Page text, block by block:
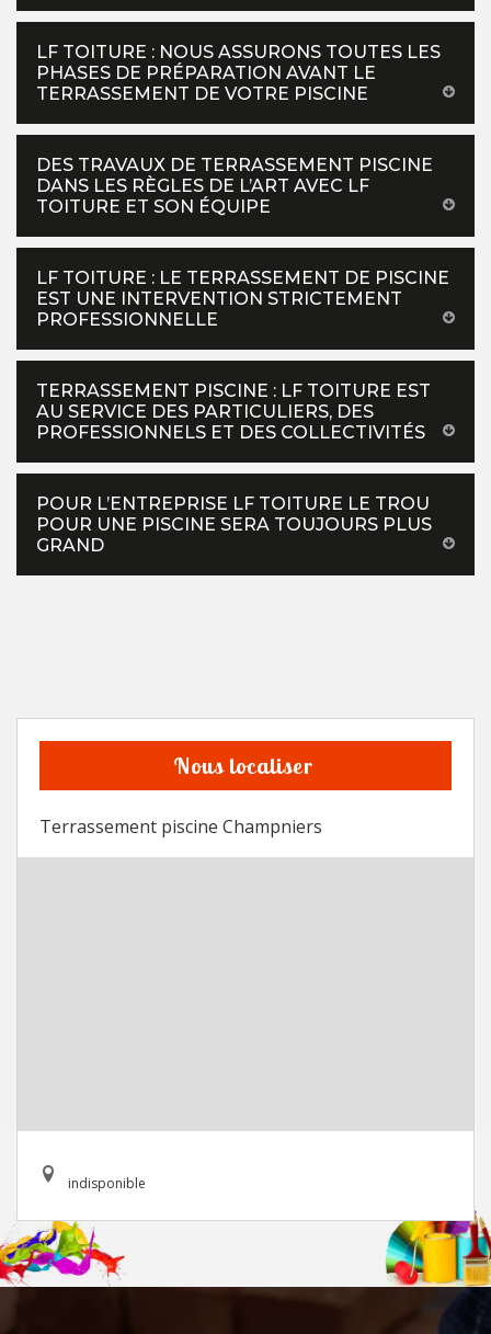
LF TOITURE : NOUS ASSURONS TOUTES LES
PHASES DE PRÉPARATION AVANT LE
TERRASSEMENT DE VOTRE PISCINE
DES TRAVAUX DE TERRASSEMENT PISCINE
DANS LES RÈGLES DE L’ART AVEC LF
TOITURE ET SON ÉQUIPE
LF TOITURE : LE TERRASSEMENT DE PISCINE
EST UNE INTERVENTION STRICTEMENT
PROFESSIONNELLE
TERRASSEMENT PISCINE : LF TOITURE EST
AU SERVICE DES PARTICULIERS, DES
PROFESSIONNELS ET DES COLLECTIVITÉS
POUR L’ENTREPRISE LF TOITURE LE TROU
POUR UNE PISCINE SERA TOUJOURS PLUS
GRAND
Nous localiser
Terrassement piscine Champniers
indisponible